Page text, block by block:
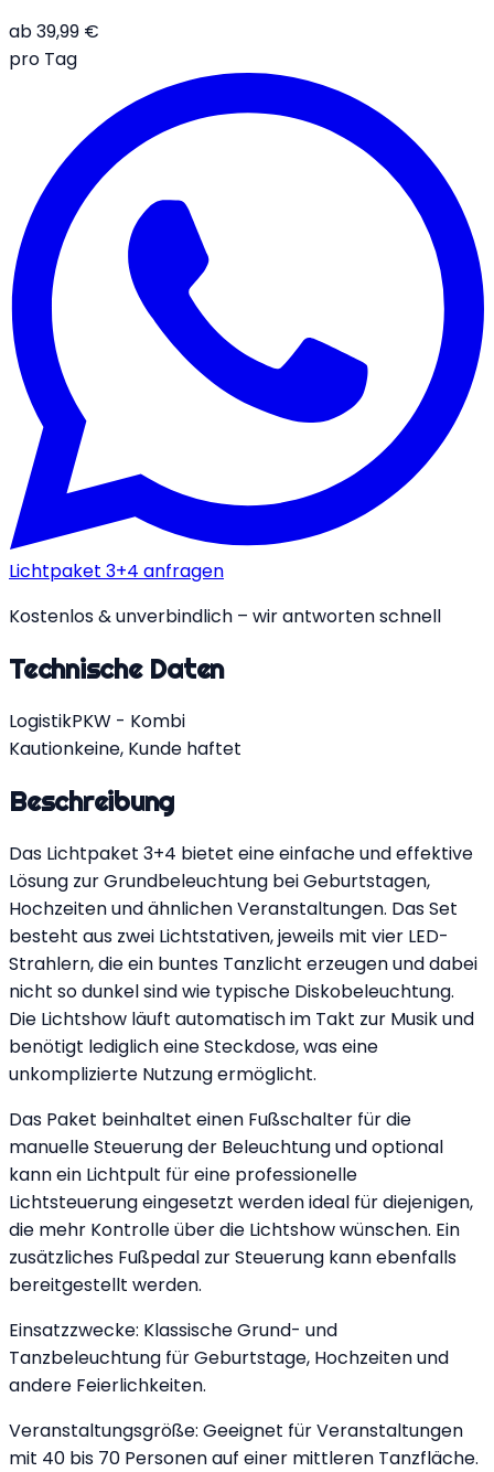
ab39,99 €
pro Tag
Lichtpaket 3+4 anfragen
Kostenlos & unverbindlich – wir antworten schnell
Technische Daten
LogistikPKW - Kombi
Kautionkeine, Kunde haftet
Beschreibung
Das Lichtpaket 3+4 bietet eine einfache und effektive
Lösung zur Grundbeleuchtung bei Geburtstagen,
Hochzeiten und ähnlichen Veranstaltungen. Das Set
besteht aus zwei Lichtstativen, jeweils mit vier LED-
Strahlern, die ein buntes Tanzlicht erzeugen und dabei
nicht so dunkel sind wie typische Diskobeleuchtung.
Die Lichtshow läuft automatisch im Takt zur Musik und
benötigt lediglich eine Steckdose, was eine
unkomplizierte Nutzung ermöglicht.
Das Paket beinhaltet einen Fußschalter für die
manuelle Steuerung der Beleuchtung und optional
kann ein Lichtpult für eine professionelle
Lichtsteuerung eingesetzt werden ideal für diejenigen,
die mehr Kontrolle über die Lichtshow wünschen. Ein
zusätzliches Fußpedal zur Steuerung kann ebenfalls
bereitgestellt werden.
Einsatzzwecke: Klassische Grund- und
Tanzbeleuchtung für Geburtstage, Hochzeiten und
andere Feierlichkeiten.
Veranstaltungsgröße: Geeignet für Veranstaltungen
mit 40 bis 70 Personen auf einer mittleren Tanzfläche.